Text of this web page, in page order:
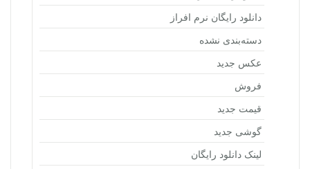
دانلود رایگان نرم افراز
دسته‌بندی نشده
عکس جدید
فروش
قیمت جدید
گوشی جدید
لینک دانلود رایگان